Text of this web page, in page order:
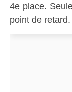
4e place.
point de retard.